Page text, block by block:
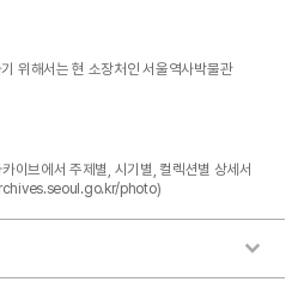
위해서는 현 소장처인 서울역사박물관
이브에서 주제별, 시기별, 컬렉션별 상세서
photo)